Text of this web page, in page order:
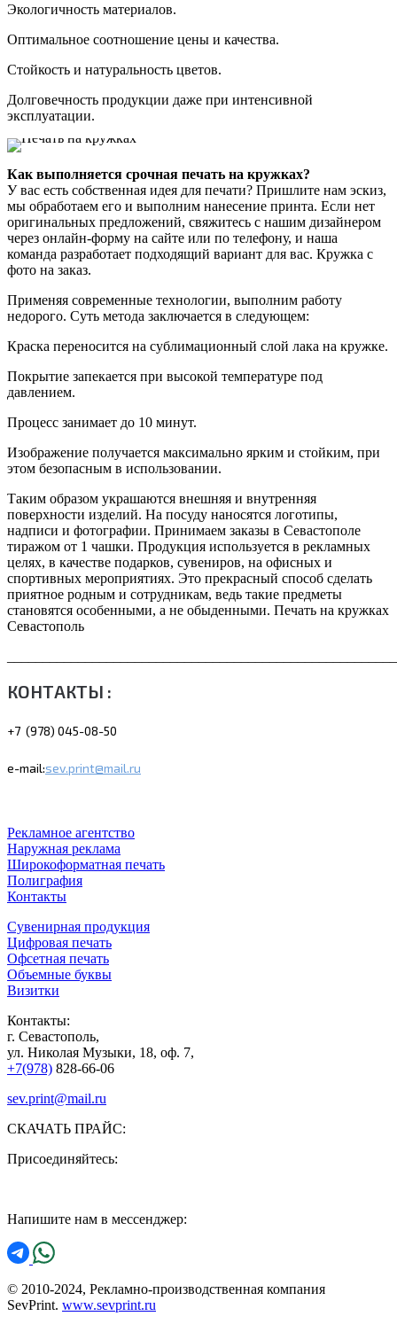
Экологичность материалов.
Оптимальное соотношение цены и качества.
Стойкость и натуральность цветов.
Долговечность продукции даже при интенсивной
эксплуатации.
Как выполняется срочная печать на кружках?
У вас есть собственная идея для печати? Пришлите нам эскиз,
мы обработаем его и выполним нанесение принта. Если нет
оригинальных предложений, свяжитесь с нашим дизайнером
через онлайн-форму на сайте или по телефону, и наша
команда разработает подходящий вариант для вас. Кружка с
фото на заказ.
Применяя современные технологии, выполним работу
недорого. Суть метода заключается в следующем:
Краска переносится на сублимационный слой лака на кружке.
Покрытие запекается при высокой температуре под
давлением.
Процесс занимает до 10 минут.
Изображение получается максимально ярким и стойким, при
этом безопасным в использовании.
Таким образом украшаются внешняя и внутренняя
поверхности изделий. На посуду наносятся логотипы,
надписи и фотографии. Принимаем заказы в Севастополе
тиражом от 1 чашки. Продукция используется в рекламных
целях, в качестве подарков, сувениров, на офисных и
спортивных мероприятиях. Это прекрасный способ сделать
приятное родным и сотрудникам, ведь такие предметы
становятся особенными, а не обыденными. Печать на кружках
Севастополь
КОНТАКТЫ :
+7 (978) 045-08-50
e-mail:sev.print@mail.ru
Рекламное агентство
Наружная реклама
Широкоформатная печать
Полиграфия
Контакты
Сувенирная продукция
Цифровая печать
Офсетная печать
Объемные буквы
Визитки
Контакты:
г. Севастополь,
ул. Николая Музыки, 18, оф. 7,
+7(978) 828-66-06
sev.print@mail.ru
СКАЧАТЬ ПРАЙС:
Присоединяйтесь:
Напишите нам в мессенджер:
© 2010-2024, Рекламно-производственная компания
SevPrint. www.sevprint.ru